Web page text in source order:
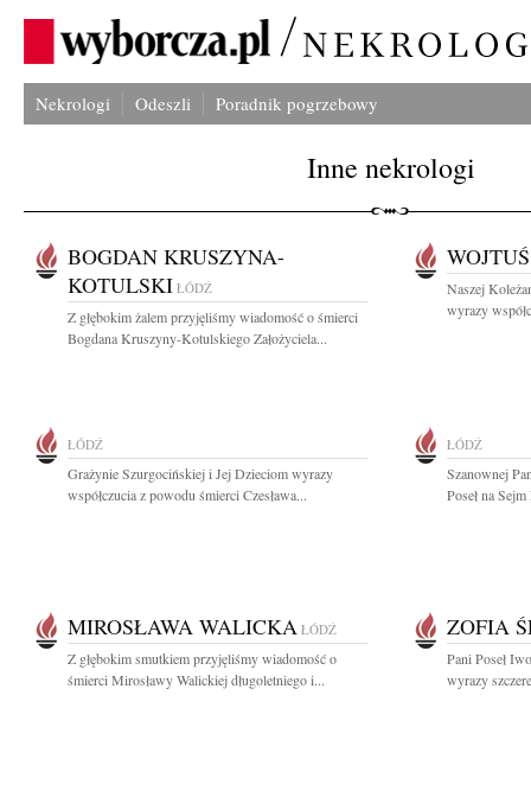
Nekrologi Odeszli Poradnik pogrzebowy
Inne nekrologi
BOGDAN KRUSZYNA-
KOTULSKI ŁÓDŹ
Z głębokim żalem przyjęliśmy wiadomość o śmierci
Bogdana Kruszyny-Kotulskiego Założyciela...
Naszej
wyrazy
ŁÓDŹ
Grażynie Szurgocińskiej i Jej Dzieciom wyrazy
współczucia z powodu śmierci Czesława...
ŁÓDŹ
Szanownej
Poseł na
MIROSŁAWA WALICKA ŁÓDŹ
Z głębokim smutkiem przyjęliśmy wiadomość o
śmierci Mirosławy Walickiej długoletniego i...
ZOFIA
Pani Poseł
wyrazy